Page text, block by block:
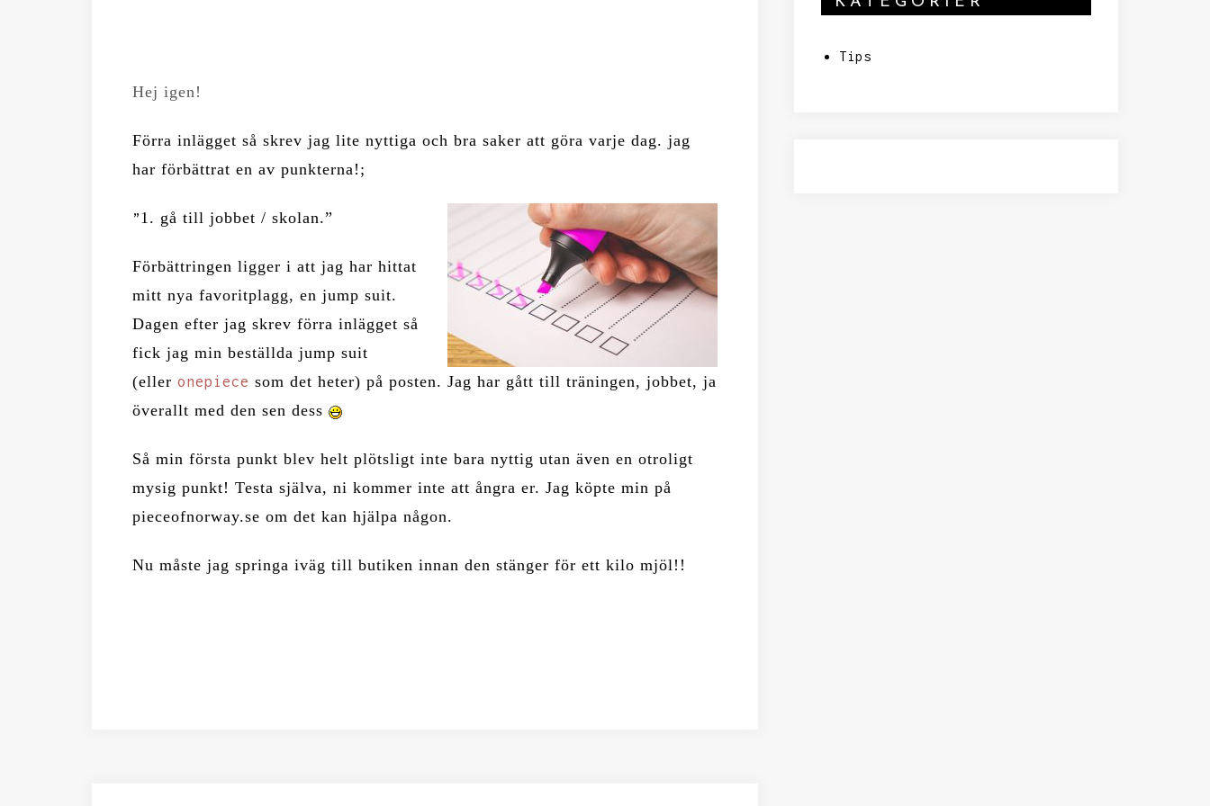
Hej igen!
Förra inlägget så skrev jag lite nyttiga och bra saker att göra varje dag. jag
har förbättrat en av punkterna!;
”1. gå till jobbet / skolan.”
Förbättringen ligger i att jag har hittat
mitt nya favoritplagg, en jump suit.
Dagen efter jag skrev förra inlägget så
fick jag min beställda jump suit
(eller onepiece som det heter) på posten. Jag har gått till träningen, jobbet, ja
överallt med den sen dess
Så min första punkt blev helt plötsligt inte bara nyttig utan även en otroligt
mysig punkt! Testa själva, ni kommer inte att ångra er. Jag köpte min på
pieceofnorway.se om det kan hjälpa någon.
Nu måste jag springa iväg till butiken innan den stänger för ett kilo mjöl!!
Tips